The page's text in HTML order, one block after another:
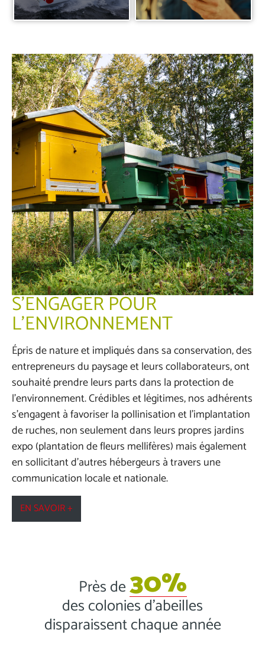
S’ENGAGER POUR
L’ENVIRONNEMENT
Épris de nature et impliqués dans sa conservation, des
entrepreneurs du paysage et leurs collaborateurs, ont
souhaité prendre leurs parts dans la protection de
l’environnement. Crédibles et légitimes, nos adhérents
s’engagent à favoriser la pollinisation et l’implantation
de ruches, non seulement dans leurs propres jardins
expo (plantation de fleurs mellifères) mais également
en sollicitant d’autres hébergeurs à travers une
communication locale et nationale.
EN SAVOIR +
Près de30%
des colonies d’abeilles
disparaissent chaque année